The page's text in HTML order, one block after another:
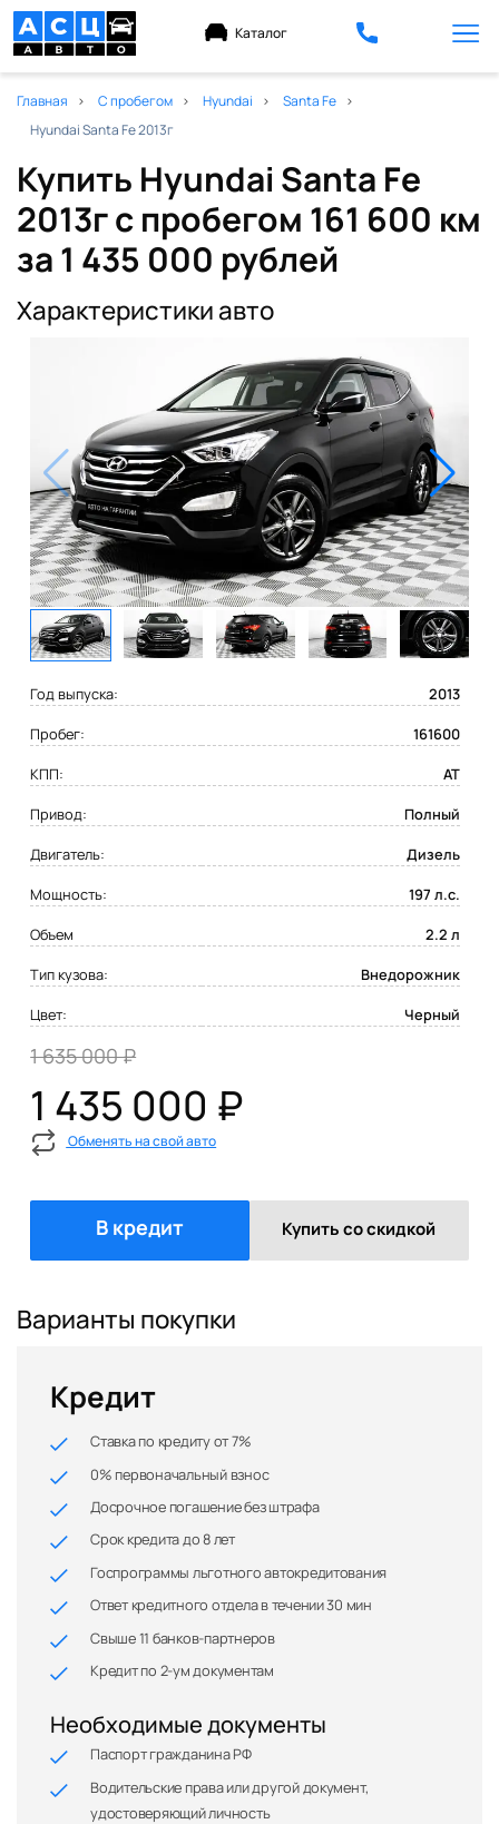
Каталог
Главная С пробегом Hyundai
Santa Fe
Hyundai Santa Fe 2013г
Купить Hyundai Santa Fe
2013г с пробегом 161 600 км
за 1 435 000 рублей
Характеристики авто
Год выпуска:
2013
Пробег:
161600
КПП:
AT
Привод:
Полный
Двигатель:
Дизель
Мощность:
197 л.с.
Объем
2.2 л
Тип кузова:
Внедорожник
Цвет:
Черный
1 635 000 ₽
1 435 000 ₽
Обменять на свой авто
В кредит Купить со скидкой
Варианты покупки
Кредит
Ставка по кредиту от 7%
0% первоначальный взнос
Досрочное погашение без штрафа
Срок кредита до 8 лет
Госпрограммы льготного автокредитования
Ответ кредитного отдела в течении 30 мин
Свыше 11 банков-партнеров
Кредит по 2-ум документам
Необходимые документы
Паспорт гражданина РФ
Водительские права или другой документ,
удостоверяющий личность